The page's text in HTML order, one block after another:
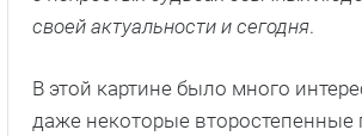
своей актуальности и сегодня.
В этой картине было много
даже некоторые второстепенные